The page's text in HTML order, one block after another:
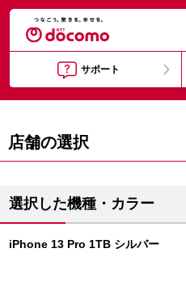
サポート
店舗の選択
選択した機種・カラー
iPhone 13 Pro 1TB シルバー